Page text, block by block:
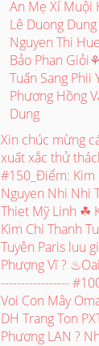
An Mẹ Xí Muội
Lê Duong
Nguyen Thi
Bảo Phan
Tuấn Sang Phii
Phương Hồng
Dung
Xin chúc mừng
xuất xắc thử
#150_Điểm: Kim
Nguyen Nhi Nhi
Thiet Mỹ Linh ☘
Kim Chi Thanh
Tuyên Paris luu
Phượng Vĩ ?
-----------------
Voi Con Mây
DH Trang Ton
Phương LAN ?